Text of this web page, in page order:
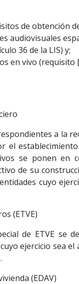
de obtención
audiovisuales
36 de la LIS) y;
en vivo (requisito
a la
el
se ponen en
de su
cuyo
(ETVE)
de ETVE se
ejercicio sea
(EDAV)